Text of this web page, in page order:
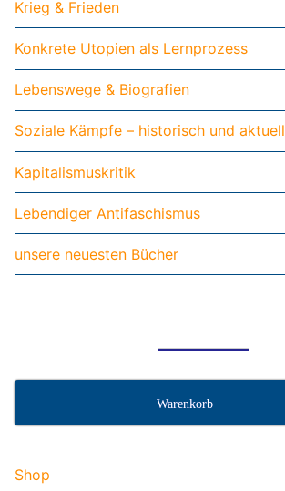
Krieg & Frieden
Konkrete Utopien als Lernprozess
Lebenswege & Biografien
Soziale Kämpfe – historisch und aktuell
Kapitalismuskritik
Lebendiger Antifaschismus
unsere neuesten Bücher
Warenkorb
Shop